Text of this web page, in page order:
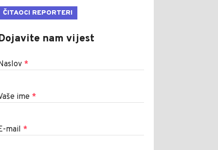
ČITAOCI REPORTERI
nam vijest
*
ime *
mail *